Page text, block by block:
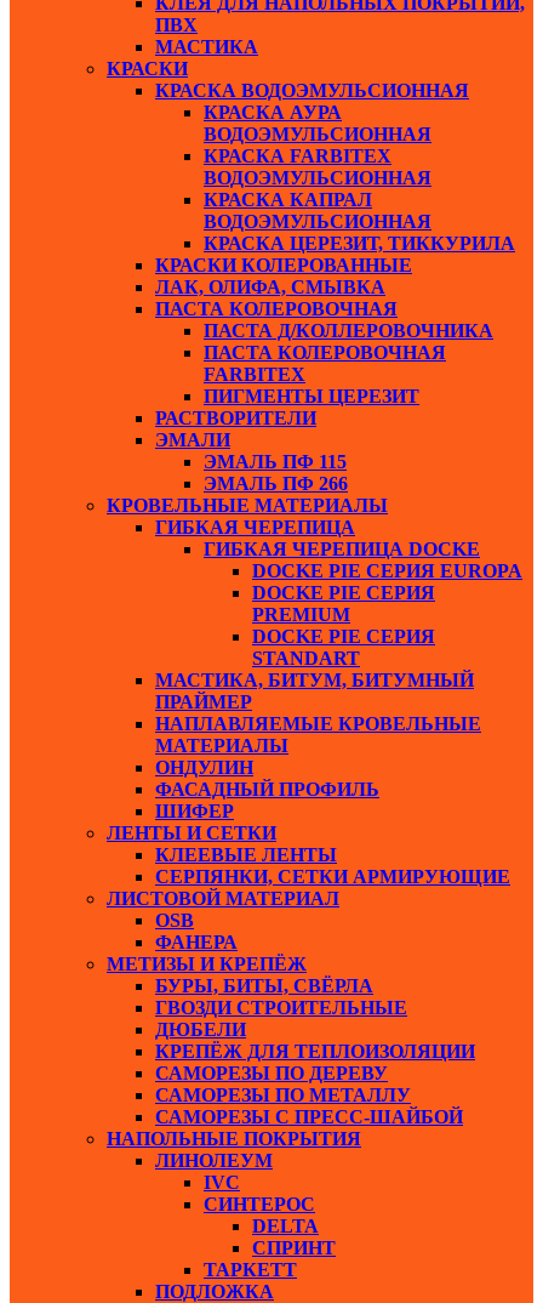
ПВХ
МАСТИКА
КРАСКИ
КРАСКА ВОДОЭМУЛЬСИОННАЯ
КРАСКА АУРА
ВОДОЭМУЛЬСИОННАЯ
КРАСКА FARBITEX
ВОДОЭМУЛЬСИОННАЯ
КРАСКА КАПРАЛ
ВОДОЭМУЛЬСИОННАЯ
КРАСКА ЦЕРЕЗИТ, ТИККУРИЛА
КРАСКИ КОЛЕРОВАННЫЕ
ЛАК, ОЛИФА, СМЫВКА
ПАСТА КОЛЕРОВОЧНАЯ
ПАСТА Д/КОЛЛЕРОВОЧНИКА
ПАСТА КОЛЕРОВОЧНАЯ
FARBITEX
ПИГМЕНТЫ ЦЕРЕЗИТ
РАСТВОРИТЕЛИ
ЭМАЛИ
ЭМАЛЬ ПФ 115
ЭМАЛЬ ПФ 266
КРОВЕЛЬНЫЕ МАТЕРИАЛЫ
ГИБКАЯ ЧЕРЕПИЦА
ГИБКАЯ ЧЕРЕПИЦА DOCKE
DOCKE PIE СЕРИЯ EUROPA
DOCKE PIE СЕРИЯ
PREMIUM
DOCKE PIE СЕРИЯ
STANDART
МАСТИКА, БИТУМ, БИТУМНЫЙ
ПРАЙМЕР
НАПЛАВЛЯЕМЫЕ КРОВЕЛЬНЫЕ
МАТЕРИАЛЫ
ОНДУЛИН
ФАСАДНЫЙ ПРОФИЛЬ
ШИФЕР
ЛЕНТЫ И СЕТКИ
КЛЕЕВЫЕ ЛЕНТЫ
СЕРПЯНКИ, СЕТКИ АРМИРУЮЩИЕ
ЛИСТОВОЙ МАТЕРИАЛ
ОSB
ФАНЕРА
МЕТИЗЫ И КРЕПЁЖ
БУРЫ, БИТЫ, СВЁРЛА
ГВОЗДИ СТРОИТЕЛЬНЫЕ
ДЮБЕЛИ
КРЕПЁЖ ДЛЯ ТЕПЛОИЗОЛЯЦИИ
САМОРЕЗЫ ПО ДЕРЕВУ
САМОРЕЗЫ ПО МЕТАЛЛУ
САМОРЕЗЫ С ПРЕСС-ШАЙБОЙ
НАПОЛЬНЫЕ ПОКРЫТИЯ
ЛИНОЛЕУМ
IVC
СИНТЕРОС
DELTA
СПРИНТ
ТАРКЕТТ
ПОДЛОЖКА